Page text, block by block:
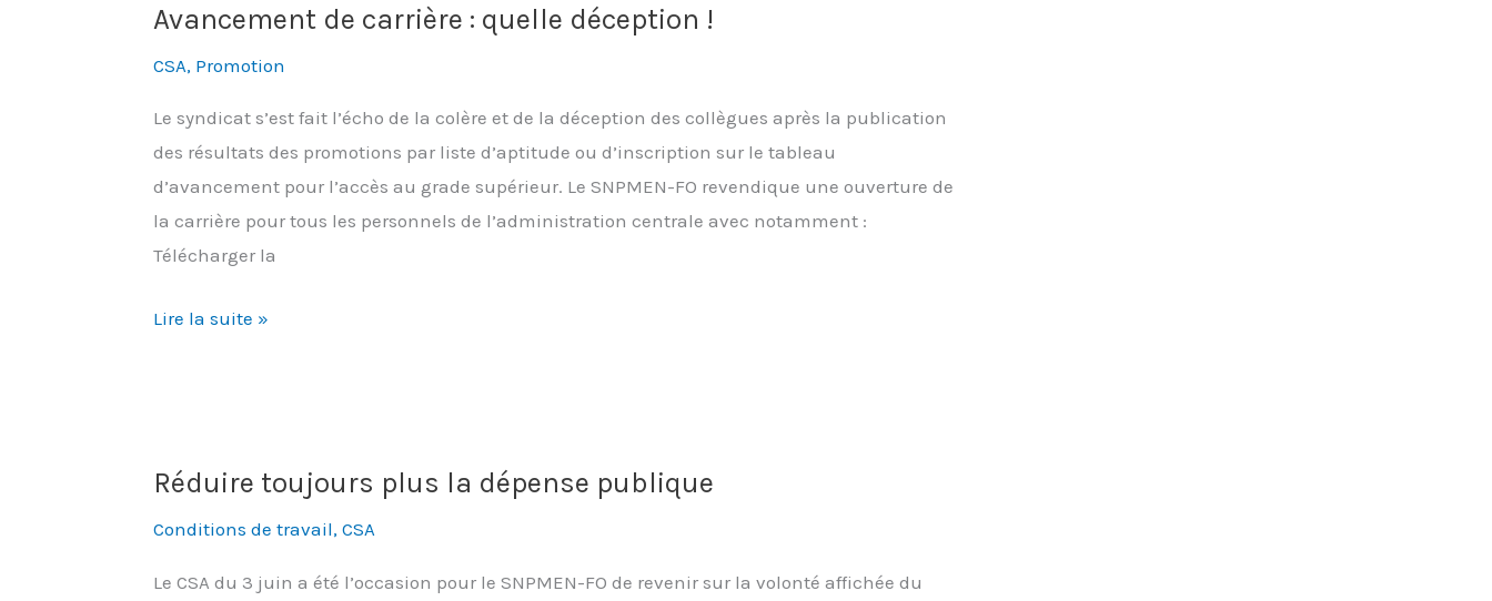
détériorent
les
de
travail
des
agents
?
Avancement de carrière : quelle déception !
CSA, Promotion
Le syndicat s’est fait l’écho de la colère et de la déception des collègues après la publication
des résultats des promotions par liste d’aptitude ou d’inscription sur le tableau
d’avancement pour l’accès au grade supérieur. Le SNPMEN-FO revendique une ouverture de
la carrière pour tous les personnels de l’administration centrale avec notamment :
Télécharger la
Avancement
déception
!
Lire la suite »
Réduire toujours plus la dépense publique
Conditions de travail, CSA
Le CSA du 3 juin a été l’occasion pour le SNPMEN-FO de revenir sur la volonté affichée du